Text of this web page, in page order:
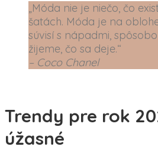
„Móda nie je niečo, čo
šatách. Móda je na
súvisí s nápadmi,
žijeme, čo sa deje.“
– Coco Chanel
Trendy pre rok
úžasné